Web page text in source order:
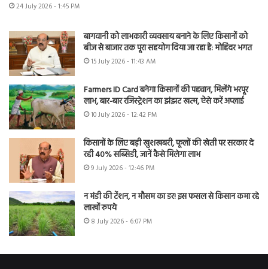
24 July 2026 - 1:45 PM
बागवानी को लाभकारी व्यवसाय बनाने के लिए किसानों को
बीज से बाजार तक पूरा सहयोग दिया जा रहा है: मोहिंदर भगत
15 July 2026 - 11:43 AM
Farmers ID Card बनेगा किसानों की पहचान, मिलेंगे भरपूर
लाभ, बार-बार रजिस्ट्रेशन का झंझट खत्म, ऐसे करें अप्लाई
10 July 2026 - 12:42 PM
किसानों के लिए बड़ी खुशखबरी, फूलों की खेती पर सरकार दे
रही 40% सब्सिडी, जानें कैसे मिलेगा लाभ
9 July 2026 - 12:46 PM
न मंडी की टेंशन, न मौसम का डर! इस फसल से किसान कमा रहे
लाखों रुपये
8 July 2026 - 6:07 PM